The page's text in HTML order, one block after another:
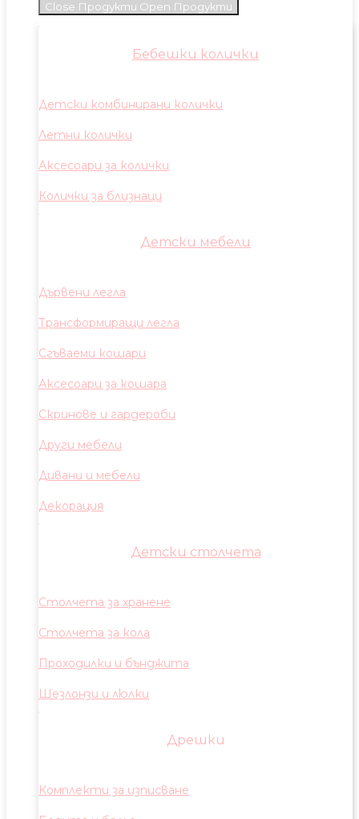
Close Продукти Open Продукти
Бебешки колички
Детски комбинирани колички
Летни колички
Аксесоари за колички
Колички за близнаци
Детски мебели
Дървени легла
Трансформиращи легла
Сгъваеми кошари
Аксесоари за кошара
Скринове и гардероби
Други мебели
Дивани и мебели
Декорация
Детски столчета
Столчета за хранене
Столчета за кола
Проходилки и бънджита
Шезлонзи и люлки
Дрешки
Комплекти за изписване